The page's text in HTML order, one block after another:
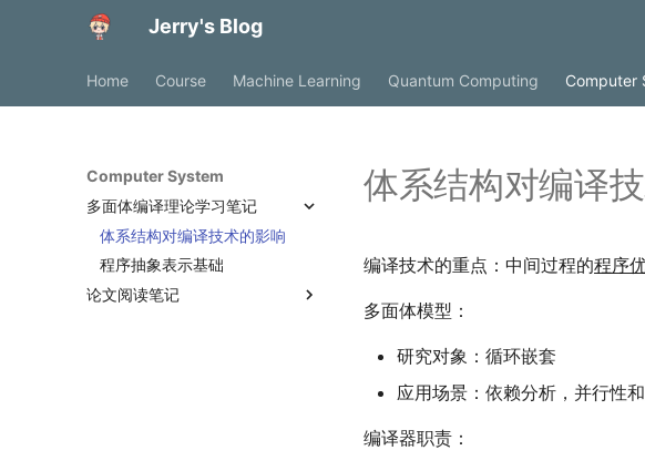
Jerry's Blog
Home Course Machine Learning Quantum Computing Computer
Computer System
多面体编译理论学习笔记
体系结构对编译技术的影响
程序抽象表示基础
论文阅读笔记
体系结构对编译
编译技术的重点：中间过程的程序
多面体模型：
研究对象：循环嵌套
应用场景：依赖分析，并行性
编译器职责：